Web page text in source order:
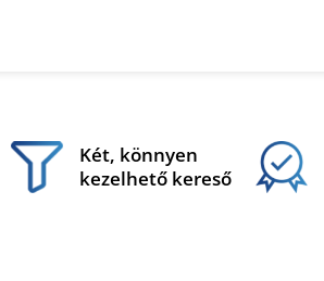
Két, könnyen
kezelhető kereső